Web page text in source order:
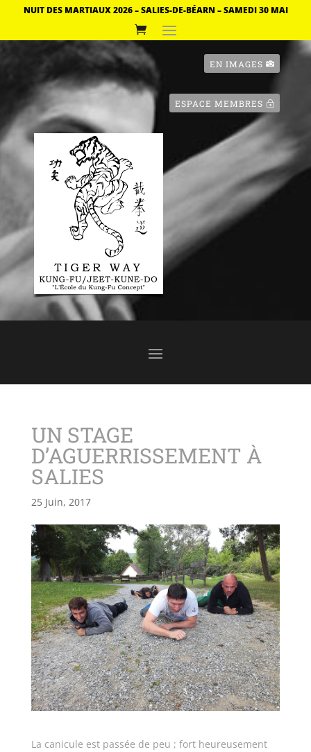
NUIT DES MARTIAUX 2026 – SALIES-DE-BÉARN – SAMEDI 30 MAI
EN IMAGES
ESPACE MEMBRES
UN STAGE
D’AGUERRISSEMENT À
SALIES
25 Juin, 2017
La canicule est passée de peu ; fort heureusement